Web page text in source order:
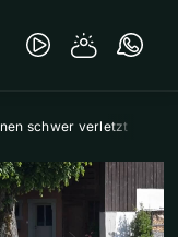
schwer verletzt